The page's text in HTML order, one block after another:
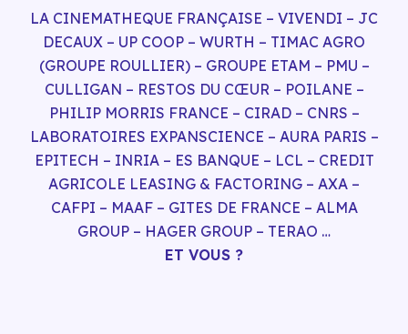
LA CINEMATHEQUE FRANÇAISE – VIVENDI – JC
DECAUX – UP COOP – WURTH – TIMAC AGRO
(GROUPE ROULLIER) – GROUPE ETAM – PMU –
CULLIGAN – RESTOS DU CŒUR – POILANE –
PHILIP MORRIS FRANCE – CIRAD – CNRS –
LABORATOIRES EXPANSCIENCE – AURA PARIS –
EPITECH – INRIA – ES BANQUE – LCL – CREDIT
AGRICOLE LEASING & FACTORING – AXA –
CAFPI – MAAF – GITES DE FRANCE – ALMA
GROUP – HAGER GROUP – TERAO …
ET VOUS ?